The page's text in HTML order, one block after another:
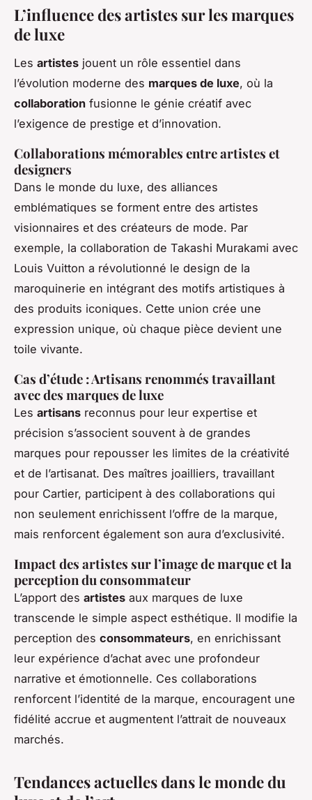
L’influence des artistes sur les marques
de luxe
Les artistes jouent un rôle essentiel dans
l’évolution moderne des marques de luxe, où la
collaboration fusionne le génie créatif avec
l’exigence de prestige et d’innovation.
Collaborations mémorables entre artistes et
designers
Dans le monde du luxe, des alliances
emblématiques se forment entre des artistes
visionnaires et des créateurs de mode. Par
exemple, la collaboration de Takashi Murakami avec
Louis Vuitton a révolutionné le design de la
maroquinerie en intégrant des motifs artistiques à
des produits iconiques. Cette union crée une
expression unique, où chaque pièce devient une
toile vivante.
Cas d’étude : Artisans renommés travaillant
avec des marques de luxe
Les artisans reconnus pour leur expertise et
précision s’associent souvent à de grandes
marques pour repousser les limites de la créativité
et de l’artisanat. Des maîtres joailliers, travaillant
pour Cartier, participent à des collaborations qui
non seulement enrichissent l’offre de la marque,
mais renforcent également son aura d’exclusivité.
Impact des artistes sur l’image de marque et la
perception du consommateur
L’apport des artistes aux marques de luxe
transcende le simple aspect esthétique. Il modifie la
perception des consommateurs, en enrichissant
leur expérience d’achat avec une profondeur
narrative et émotionnelle. Ces collaborations
renforcent l’identité de la marque, encouragent une
fidélité accrue et augmentent l’attrait de nouveaux
marchés.
Tendances actuelles dans le monde du